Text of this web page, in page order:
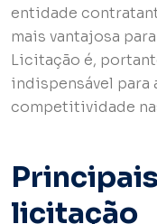
entidade
mais vantajosa
Licitação é,
indispensável para
competitividade
licitação